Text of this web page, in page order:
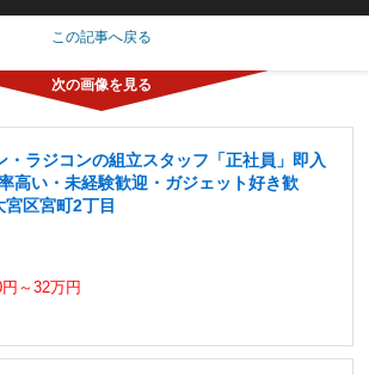
この記事へ戻る
・ラジコンの組立スタッフ「正社員」即入
高い・未経験歓迎・ガジェット好き歓
区宮町2丁目
～32万円